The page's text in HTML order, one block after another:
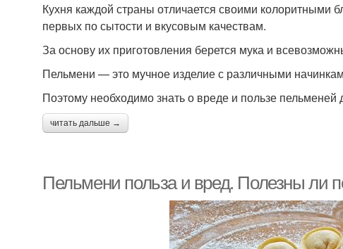
Кухня каждой страны отличается своими колоритными
первых по сытости и вкусовым качествам.
За основу их приготовления берется мука и
Пельмени — это мучное изделие с различными
Поэтому необходимо знать о вреде и пользе пельменей
читать дальше →
Пельмени польза и вред. Полезны ли